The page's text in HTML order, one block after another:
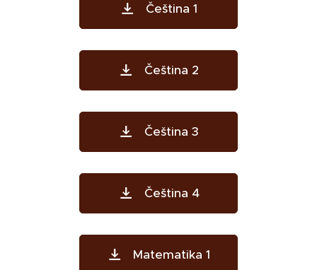
Čeština 1
Čeština 2
Čeština 3
Čeština 4
Matematika 1